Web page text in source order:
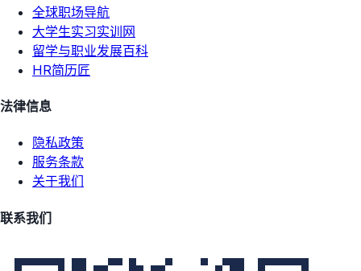
全球职场导航
大学生实习实训网
留学与职业发展百科
HR简历匠
法律信息
隐私政策
服务条款
关于我们
联系我们